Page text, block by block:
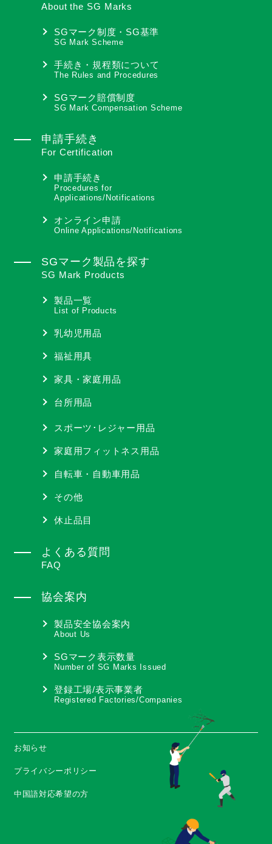
About the SG Marks
SGマーク制度・SG基準
SG Mark Scheme
手続き・規程類について
The Rules and Procedures
SGマーク賠償制度
SG Mark Compensation Scheme
申請手続き
For Certification
申請手続き
Procedures for
Applications/Notifications
オンライン申請
Online Applications/Notifications
SGマーク製品を探す
SG Mark Products
製品一覧
List of Products
乳幼児用品
福祉用具
家具・家庭用品
台所用品
スポーツ･レジャー用品
家庭用フィットネス用品
自転車・自動車用品
その他
休止品目
よくある質問
FAQ
協会案内
製品安全協会案内
About Us
SGマーク表示数量
Number of SG Marks Issued
登録工場/表示事業者
Registered Factories/Companies
お知らせ
プライバシーポリシー
中国語対応希望の方